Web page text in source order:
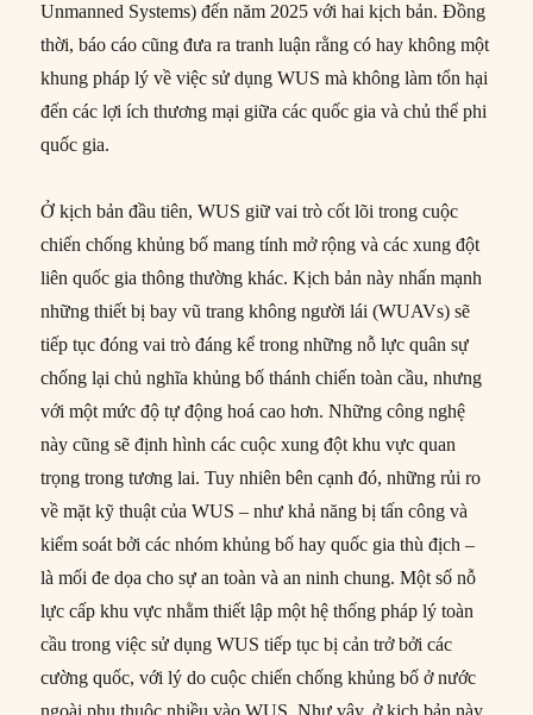
Unmanned Systems) đến năm 2025 với hai kịch bản. Đồng
thời, báo cáo cũng đưa ra tranh luận rằng có hay không một
khung pháp lý về việc sử dụng WUS mà không làm tổn hại
đến các lợi ích thương mại giữa các quốc gia và chủ thể phi
quốc gia.
Ở kịch bản đầu tiên, WUS giữ vai trò cốt lõi trong cuộc
chiến chống khủng bố mang tính mở rộng và các xung đột
liên quốc gia thông thường khác. Kịch bản này nhấn mạnh
những thiết bị bay vũ trang không người lái (WUAVs) sẽ
tiếp tục đóng vai trò đáng kể trong những nỗ lực quân sự
chống lại chủ nghĩa khủng bố thánh chiến toàn cầu, nhưng
với một mức độ tự động hoá cao hơn. Những công nghệ
này cũng sẽ định hình các cuộc xung đột khu vực quan
trọng trong tương lai. Tuy nhiên bên cạnh đó, những rủi ro
về mặt kỹ thuật của WUS – như khả năng bị tấn công và
kiểm soát bởi các nhóm khủng bố hay quốc gia thù địch –
là mối đe dọa cho sự an toàn và an ninh chung. Một số nỗ
lực cấp khu vực nhằm thiết lập một hệ thống pháp lý toàn
cầu trong việc sử dụng WUS tiếp tục bị cản trở bởi các
cường quốc, với lý do cuộc chiến chống khủng bố ở nước